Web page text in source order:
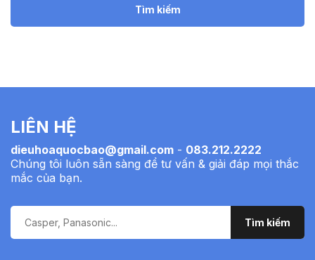
Tìm kiếm
LIÊN HỆ
dieuhoaquocbao@gmail.com - 083.212.2222
Chúng tôi luôn sẵn sàng để tư vấn & giải đáp mọi thắc
mắc của bạn.